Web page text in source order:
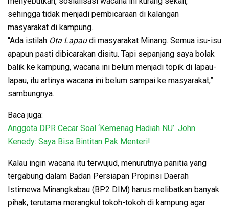
sehingga tidak menjadi pembicaraan di kalangan
masyarakat di kampung.
“Ada istilah Ota Lapaudi masyarakat Minang. Semua isu-isu
apapun pasti dibicarakan disitu. Tapi sepanjang saya bolak
balik ke kampung, wacana ini belum menjadi topik di lapau-
lapau, itu artinya wacana ini belum sampai ke masyarakat,”
sambungnya.
Baca juga:
Anggota DPR Cecar Soal ‘Kemenag Hadiah NU’. John
Kenedy: Saya Bisa Bintitan Pak Menteri!
Kalau ingin wacana itu terwujud, menurutnya panitia yang
tergabung dalam Badan Persiapan Propinsi Daerah
Istimewa Minangkabau (BP2 DIM) harus melibatkan banyak
pihak, terutama merangkul tokoh-tokoh di kampung agar